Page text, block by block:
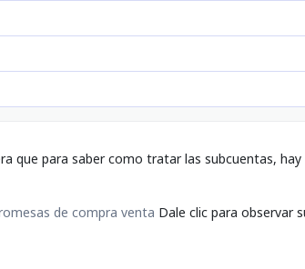
que para saber como tratar las subcuentas, hay
de compra venta Dale clic para observar